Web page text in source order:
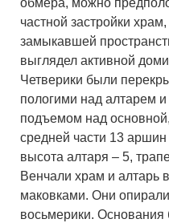
обмера, можно
частной застройки
замыкавшей
выглядел активной
Четверики были
пологими над алтарем
подъемом над
средней части 13 аршин
высота алтаря – 5,
Венчали храм и алтарь
маковками. Они
восьмерики.